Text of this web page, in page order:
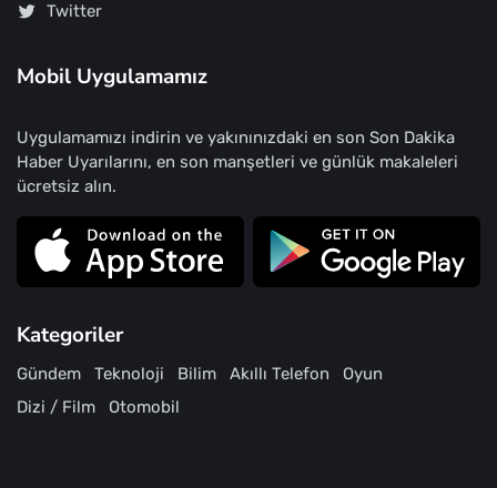
Twitter
Mobil Uygulamamız
Uygulamamızı indirin ve yakınınızdaki en son Son Dakika
Haber Uyarılarını, en son manşetleri ve günlük makaleleri
ücretsiz alın.
Kategoriler
Gündem Teknoloji Bilim Akıllı Telefon
Oyun
Dizi / Film
Otomobil